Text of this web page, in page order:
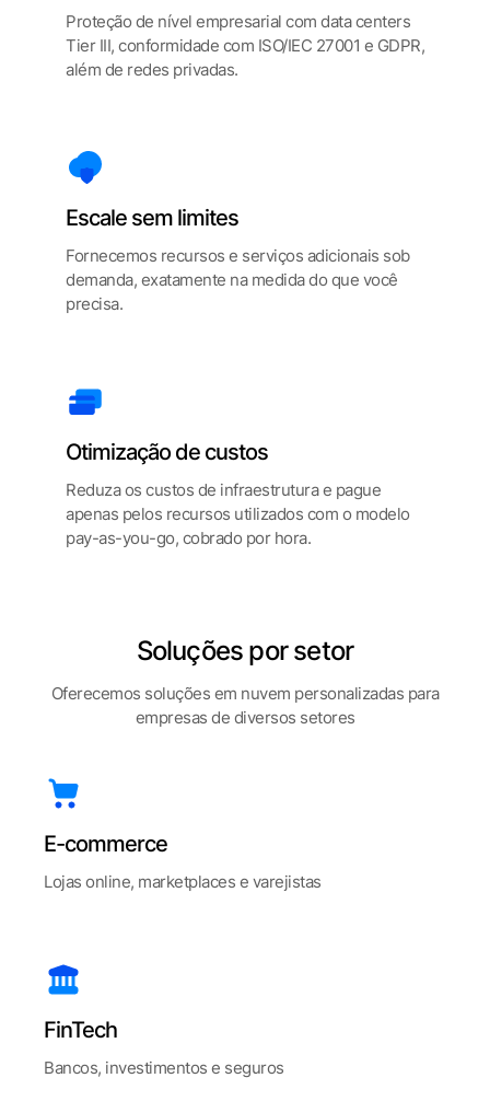
Proteção de nível empresarial com data centers
Tier III, conformidade com ISO/IEC 27001 e GDPR,
além de redes privadas.
Escale sem limites
Fornecemos recursos e serviços adicionais sob
demanda, exatamente na medida do que você
precisa.
Otimização de custos
Reduza os custos de infraestrutura e pague
apenas pelos recursos utilizados com o modelo
pay-as-you-go, cobrado por hora.
Soluções por setor
Oferecemos soluções em nuvem personalizadas para
empresas de diversos setores
E-commerce
Lojas online, marketplaces e varejistas
FinTech
Bancos, investimentos e seguros